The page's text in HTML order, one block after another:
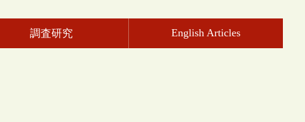
調査研究 English Articles